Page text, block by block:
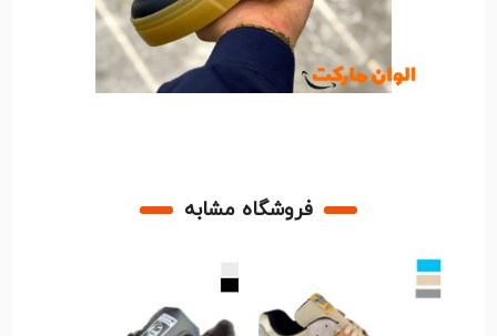
فروشگاه مشابه